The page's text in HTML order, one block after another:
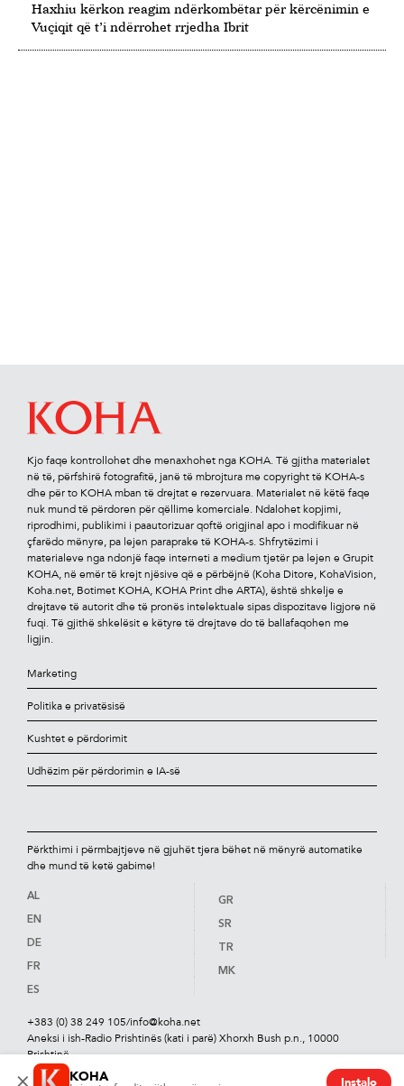
KOHA Instalo
Haxhiu kërkon reagim ndërkombëtar për kërcënimin e
Vuçiqit që t’i ndërrohet rrjedha Ibrit
Kjo faqe kontrollohet dhe menaxhohet nga KOHA. Të gjitha materialet
në të, përfshirë fotograﬁtë, janë të mbrojtura me copyright të KOHA-s
dhe për to KOHA mban të drejtat e rezervuara. Materialet në këtë faqe
nuk mund të përdoren për qëllime komerciale. Ndalohet kopjimi,
riprodhimi, publikimi i paautorizuar qoftë origjinal apo i modiﬁkuar në
çfarëdo mënyre, pa lejen paraprake të KOHA-s. Shfrytëzimi i
materialeve nga ndonjë faqe interneti a medium tjetër pa lejen e Grupit
KOHA, në emër të krejt njësive që e përbëjnë (Koha Ditore, KohaVision,
Koha.net, Botimet KOHA, KOHA Print dhe ARTA), është shkelje e
drejtave të autorit dhe të pronës intelektuale sipas dispozitave ligjore në
fuqi. Të gjithë shkelësit e këtyre të drejtave do të ballafaqohen me
ligjin.
Marketing
Politika e privatësisë
Kushtet e përdorimit
Udhëzim për përdorimin e IA-së
Përkthimi i përmbajtjeve në gjuhët tjera bëhet në mënyrë automatike
dhe mund të ketë gabime!
AL
EN
DE
FR
ES
GR
SR
TR
MK
+383 (0) 38 249 105/info@koha.net
Aneksi i ish-Radio Prishtinës (kati i parë) Xhorxh Bush p.n., 10000
Prishtinë